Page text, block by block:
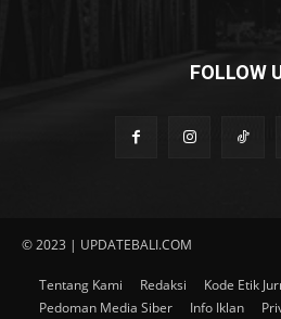
FOLLOW
© 2023 | UPDATEBALI.COM
Tentang Kami Redaksi
Kode Etik
Pedoman Media Siber
Info Iklan